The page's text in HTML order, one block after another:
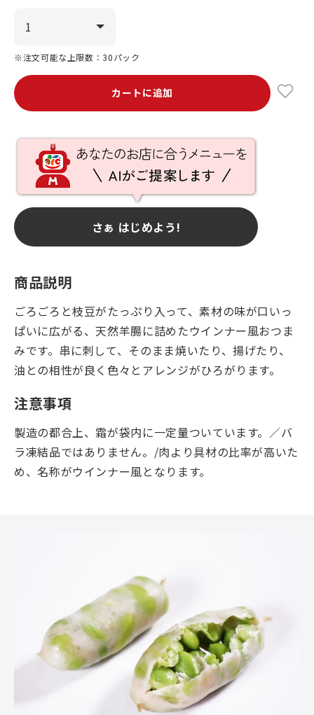
※注文可能な上限数：30パック
カートに追加
さぁ はじめよう!
商品説明
ごろごろと枝豆がたっぷり入って、素材の味が口いっ
ぱいに広がる、天然羊腸に詰めたウインナー風おつま
みです。串に刺して、そのまま焼いたり、揚げたり、
油との相性が良く色々とアレンジがひろがります。
注意事項
製造の都合上、霜が袋内に一定量ついています。／バ
ラ凍結品ではありません。/肉より具材の比率が高いた
め、名称がウインナー風となります。